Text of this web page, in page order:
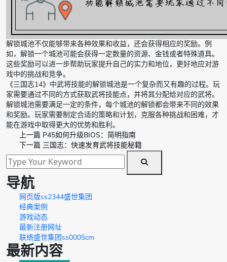
解锁城池不仅能够带来各种效果和收益，还会获得相应的奖励。例
如，解锁一个城池可能会获得一定数量的资源、金钱或者特殊道具。
这些奖励可以进一步帮助玩家提升自己的实力和地位，更好地应对游
戏中的挑战和竞争。
《三国志14》中武将技能的解锁城池是一个复杂而又有趣的过程。玩
家需要通过不同的方式获取武将技能点，并将其分配给对应的武将。
解锁城池需要满足一定的条件，每个城池的解锁都会带来不同的效果
和奖励。玩家需要制定合适的策略和计划，克服各种挑战和困难，才
能在游戏中取得更大的优势和胜利。
上一篇 P45如何升级BIOS：简明指南
下一篇 三国志：快速发育武将技能秘籍
导航
网页版ss2344盛世集团
经典案例
游戏动态
最新注册网址
联络盛世集团ss0005cm
最新内容